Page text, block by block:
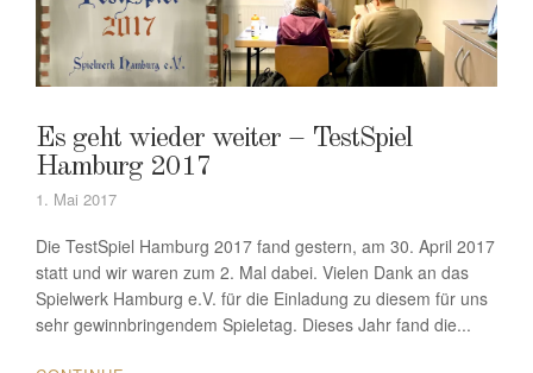
Es geht wieder weiter – TestSpiel
Hamburg 2017
1. Mai 2017
Die TestSpiel Hamburg 2017 fand gestern, am 30. April 2017
statt und wir waren zum 2. Mal dabei. Vielen Dank an das
Spielwerk Hamburg e.V. für die Einladung zu diesem für uns
sehr gewinnbringendem Spieletag. Dieses Jahr fand die...